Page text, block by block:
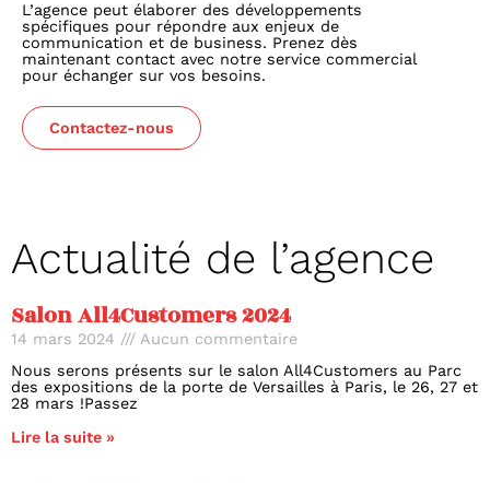
L’agence peut élaborer des développements
spécifiques pour répondre aux enjeux de
communication et de business. Prenez dès
maintenant contact avec notre service commercial
pour échanger sur vos besoins.
Contactez-nous
Actualité de l’agence
Salon All4Customers 2024
14 mars 2024
Aucun commentaire
Nous serons présents sur le salon All4Customers au Parc
des expositions de la porte de Versailles à Paris, le 26, 27 et
28 mars !Passez
Lire la suite »